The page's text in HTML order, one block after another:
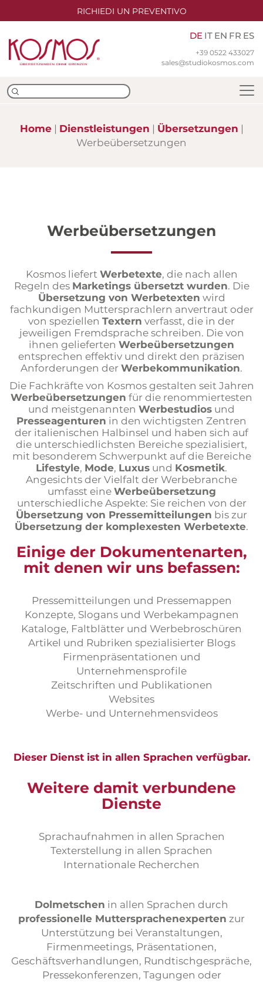
RICHIEDI UN PREVENTIVO
+39 0522 433027
sales@studiokosmos.com
DE IT EN FR ES
Dolmetscher
Dolmetschen auf Distanz
Sprachaufnahmen
Untertitel
Mehrsprachige Websites
Mehrsprachiges Verlagswesen
Presseservice
Internationale Recherchen
Veranstaltungsplanung
Praktikum
Formular für Übersetzer
Probeübersetzungen
Home Dienstleistungen
Übersetzungen
Werbeübersetzungen
Werbeübersetzungen
Kosmos liefert Werbetexte, die nach allen
Regeln des Marketings übersetzt wurden. Die
Übersetzung von Werbetexten wird
fachkundigen Muttersprachlern anvertraut oder
von speziellen Textern verfasst, die in der
jeweiligen Fremdsprache schreiben. Die von
ihnen gelieferten Werbeübersetzungen
entsprechen effektiv und direkt den präzisen
Anforderungen der Werbekommunikation.
Die Fachkräfte von Kosmos gestalten seit Jahren
Werbeübersetzungen für die renommiertesten
und meistgenannten Werbestudios und
Presseagenturen in den wichtigsten Zentren
der italienischen Halbinsel und haben sich auf
die unterschiedlichsten Bereiche spezialisiert,
mit besonderem Schwerpunkt auf die Bereiche
Lifestyle, Mode, Luxus und Kosmetik.
Angesichts der Vielfalt der Werbebranche
umfasst eine Werbeübersetzung
unterschiedliche Aspekte: Sie reichen von der
Übersetzung von Pressemitteilungen bis zur
Übersetzung der komplexesten Werbetexte.
Einige der Dokumentenarten,
mit denen wir uns befassen:
Pressemitteilungen und Pressemappen
Konzepte, Slogans und Werbekampagnen
Kataloge, Faltblätter und Werbebroschüren
Artikel und Rubriken spezialisierter Blogs
Firmenpräsentationen und
Unternehmensprofile
Zeitschriften und Publikationen
Websites
Werbe- und Unternehmensvideos
Dieser Dienst ist in allen Sprachen verfügbar.
Weitere damit verbundene
Dienste
Sprachaufnahmen in allen Sprachen
Texterstellung in allen Sprachen
Internationale Recherchen
Dolmetschen in allen Sprachen durch
professionelle Muttersprachenexperten zur
Unterstützung bei Veranstaltungen,
Firmenmeetings, Präsentationen,
Geschäftsverhandlungen, Rundtischgespräche,
Pressekonferenzen, Tagungen oder